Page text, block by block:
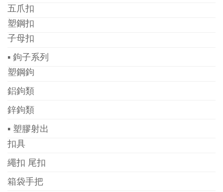
五爪扣
塑鋼扣
子母扣
▪ 鉤子系列
塑鋼鉤
鋁鉤類
鋅鉤類
▪ 塑膠射出
扣具
繩扣 尾扣
箱袋手把